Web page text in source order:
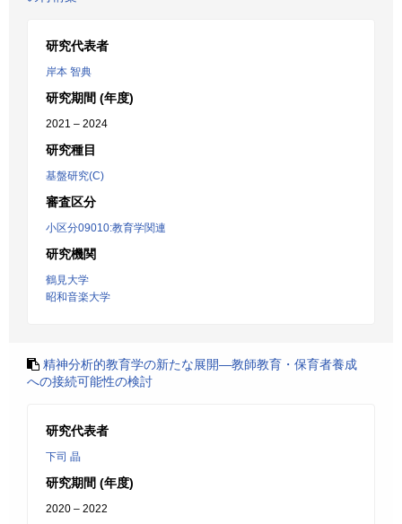
研究代表者
岸本 智典
研究期間 (年度)
2021 – 2024
研究種目
基盤研究(C)
審査区分
小区分09010:教育学関連
研究機関
鶴見大学
昭和音楽大学
精神分析的教育学の新たな展開―教師教育・保育者養成
への接続可能性の検討
研究代表者
下司 晶
研究期間 (年度)
2020 – 2022